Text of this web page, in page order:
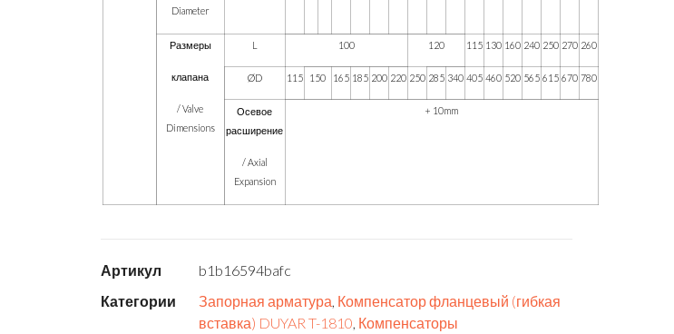
Diameter
Размеры
клапана
/ Valve
Dimensions
L 100 120 115 130 160 240 250 270 260
ØD 115 150 165 185 200 220 250 285 340 405 460 520 565 615 670 780
Осевое
расширение
/ Axial
Expansion
+ 10mm
Артикул
b1b16594bafc
Категории
Запорная арматура Компенсатор фланцевый (гибкая
вставка) DUYAR T-1810 Компенсаторы